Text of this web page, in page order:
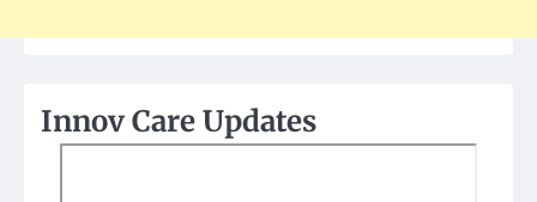
Innov Care Updates